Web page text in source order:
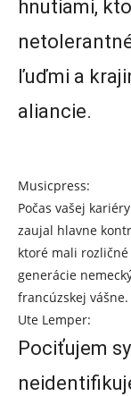
hnutiami,
ľuďmi a
aliancie.
Musicpress:
Počas vašej
zaujal hlavne
ktoré mali
generácie
francúzskej
Ute Lemper:
Pociťujem